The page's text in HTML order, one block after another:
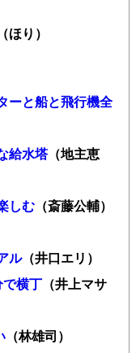
（ほり）
ーと船と飛行機全
給水塔（地主恵
しむ （斎藤公輔）
ル（井口エリ）
で横丁 （井上マサ
（林雄司）